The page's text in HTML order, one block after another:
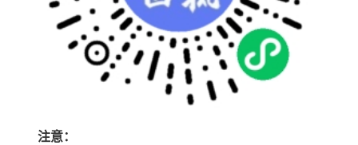
注意：